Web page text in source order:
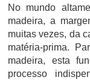
No mundo
madeira, a
muitas vezes, da
matéria-prima.
madeira, esta
processo